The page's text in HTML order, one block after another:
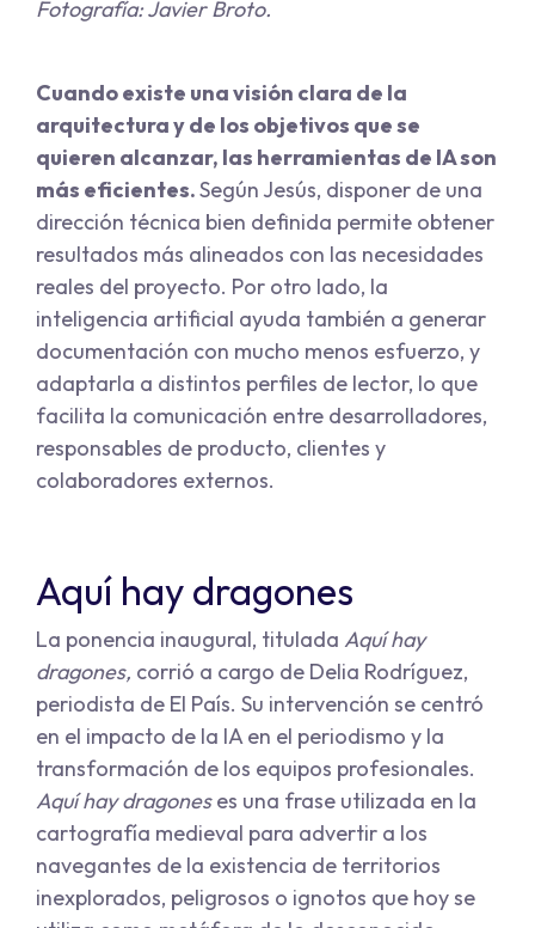
Fotografía: Javier Broto.
Cuando existe una visión clara de la
arquitectura y de los objetivos que se
quieren alcanzar, las herramientas de IA son
más eficientes.Según Jesús, disponer de una
dirección técnica bien definida permite obtener
resultados más alineados con las necesidades
reales del proyecto. Por otro lado, la
inteligencia artificial ayuda también a generar
documentación con mucho menos esfuerzo, y
adaptarla a distintos perfiles de lector, lo que
facilita la comunicación entre desarrolladores,
responsables de producto, clientes y
colaboradores externos.
Aquí hay dragones
La ponencia inaugural, titulada Aquí hay
dragones, corrió a cargo de Delia Rodríguez,
periodista de El País. Su intervención se centró
en el impacto de la IA en el periodismo y la
transformación de los equipos profesionales.
Aquí hay dragoneses una frase utilizada en la
cartografía medieval para advertir a los
navegantes de la existencia de territorios
inexplorados, peligrosos o ignotos que hoy se